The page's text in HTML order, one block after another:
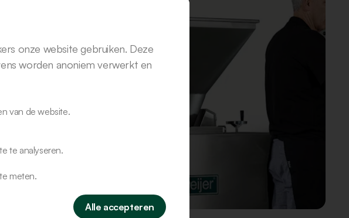
onze website gebruiken. Deze
worden anoniem verwerkt en
van de website.
te analyseren.
meten.
Alle accepteren